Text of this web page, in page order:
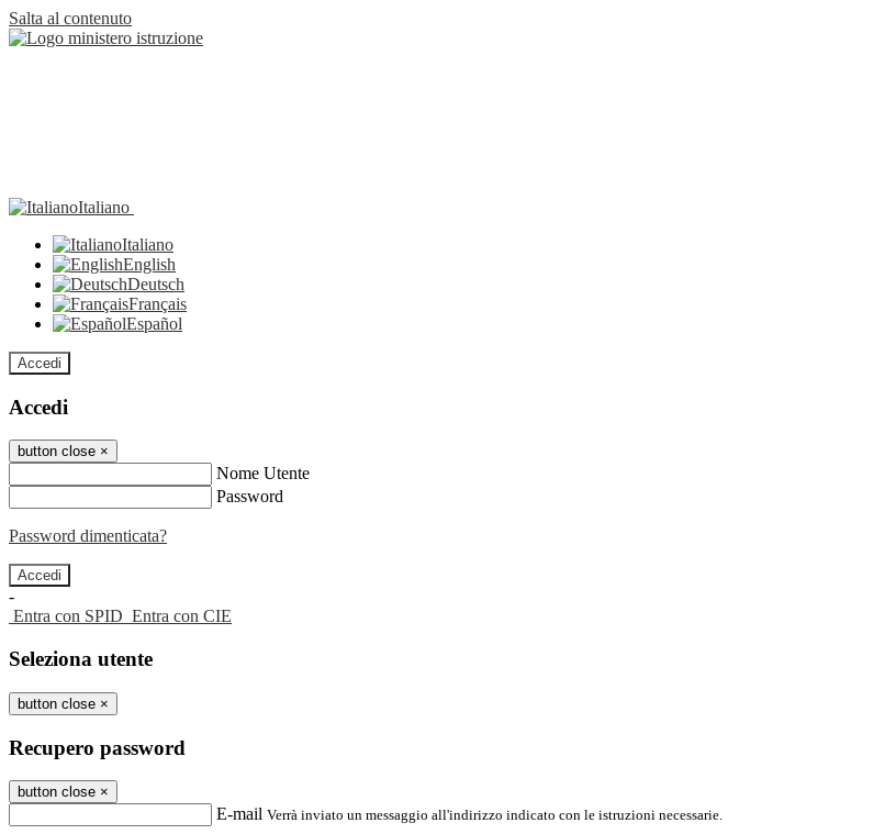
Salta al contenuto
Italiano
Italiano
English
Deutsch
Français
Español
Accedi
Accedi
button close ×
Nome Utente
Password
Password dimenticata?
-
Entra con SPID Entra con CIE
Seleziona utente
button close ×
Recupero password
button close ×
E-mail Verrà inviato un messaggio all'indirizzo indicato con le istruzioni necessarie.